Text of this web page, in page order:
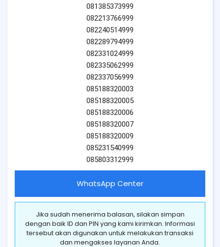
081385373999
082213766999
082240514999
082289794999
082331024999
082335062999
082337056999
085188320003
085188320005
085188320006
085188320007
085188320009
085231540999
085803312999
WhatsApp Center
Jika sudah menerima balasan, silakan simpan
dengan baik ID dan PIN yang kami kirimkan. Informasi
tersebut akan digunakan untuk melakukan transaksi
dan mengakses layanan Anda.